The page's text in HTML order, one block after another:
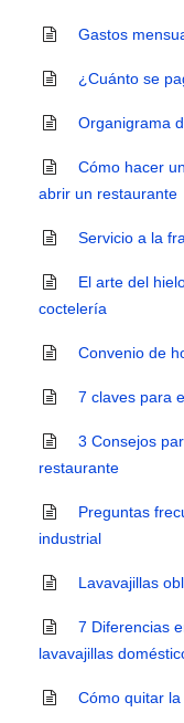
Gastos
¿Cuánto se
Organigrama
Cómo hacer
abrir un restaurante
Servicio a la
El arte del
coctelería
Convenio de
7 claves para
3 Consejos
restaurante
Preguntas
industrial
Lavavajillas
7 Diferencias
lavavajillas
Cómo quitar